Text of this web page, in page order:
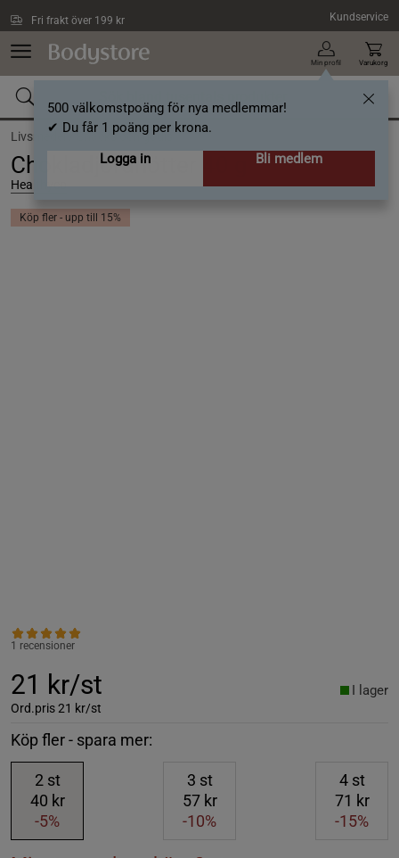
Fri frakt över 199 kr Kundservice
Min profil
500 välkomstpoäng för nya medlemmar!
✔ Du får 1 poäng per krona.
Logga in
Bli medlem
Varukorg
Livsmedel /Snacks och godis
Chokladjordnötter 40 g
Healthyco
Köp fler - upp till 15%
1 recensioner
21 kr/st
Ord.pris21 kr/st
I lager
Köp fler - spara mer:
2 st
40 kr
-5%
3 st
57 kr
-10%
4st
71 kr
-15%